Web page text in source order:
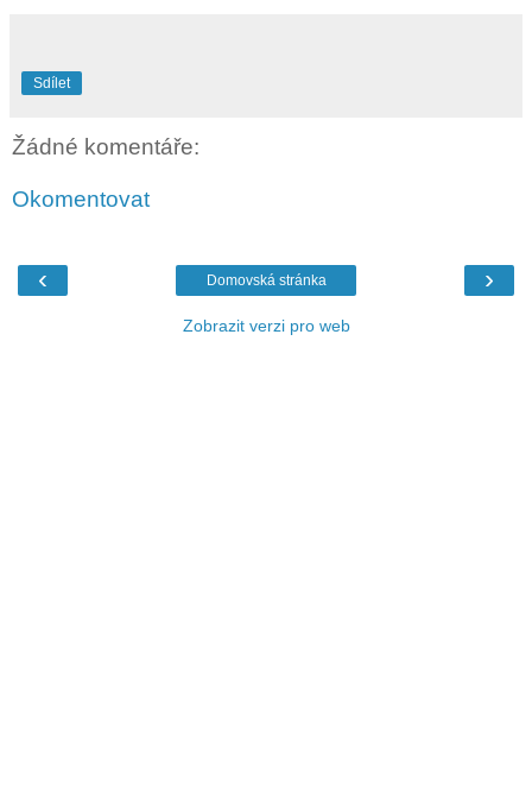
Sdílet
Žádné komentáře:
Okomentovat
‹ ›
Domovská stránka
Zobrazit verzi pro web